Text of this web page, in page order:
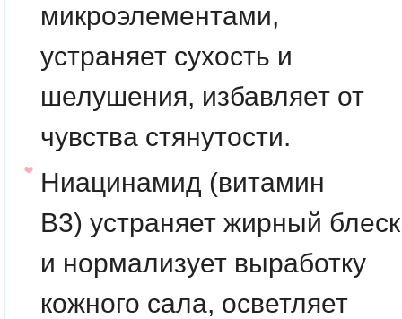
микроэлементами,
устраняет сухость и
шелушения, избавляет от
чувства стянутости.
Ниацинамид (витамин
B3) устраняет жирный блеск
и нормализует выработку
кожного сала, осветляет